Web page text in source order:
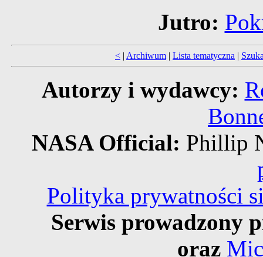
Jutro:
< | Archiwum | Lista tematyczna |
Autorzy i wydawcy:
NASA Official: Phillip
Polityka prywatności
Serwis prowadzony
oraz